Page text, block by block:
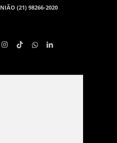
(21) 98266-2020